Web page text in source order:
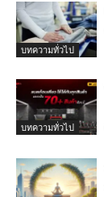
บทความทั่วไป
บทความทั่วไป